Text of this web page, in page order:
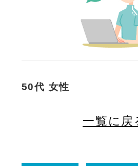
50代 女性
一覧に戻